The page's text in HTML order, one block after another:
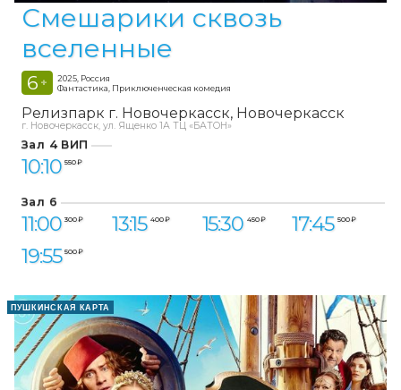
Смешарики сквозь
вселенные
6 +
2025, Россия
Фантастика, Приключенческая комедия
Релизпарк г. Новочеркасск Новочеркасск
г. Новочеркасск, ул. Ященко 1А ТЦ «БАТОН»
Зал 4 ВИП
10:10 550 ₽
Зал 6
11:00 300 ₽ 13:15 400 ₽ 15:30 450 ₽ 17:45 500 ₽
19:55 500 ₽
ПУШКИНСКАЯ КАРТА